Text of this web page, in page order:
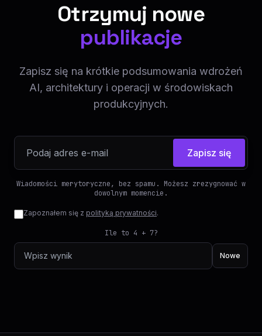
Otrzymuj nowe
publikacje
Zapisz się na krótkie podsumowania wdrożeń
AI, architektury i operacji w środowiskach
produkcyjnych.
Zapisz się
Wiadomości merytoryczne, bez spamu. Możesz zrezygnować w
dowolnym momencie.
Zapoznałem się z polityką prywatności.
Ile to 4 + 7?
Nowe